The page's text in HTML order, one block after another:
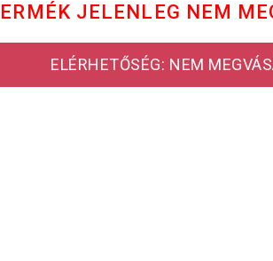
JELENLEG NEM
ELÉRHETŐSÉG: NEM